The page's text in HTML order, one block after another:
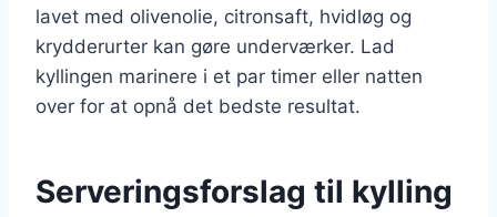
lavet med olivenolie, citronsaft, hvidløg og
krydderurter kan gøre underværker. Lad
kyllingen marinere i et par timer eller natten
over for at opnå det bedste resultat.
Serveringsforslag til kylling